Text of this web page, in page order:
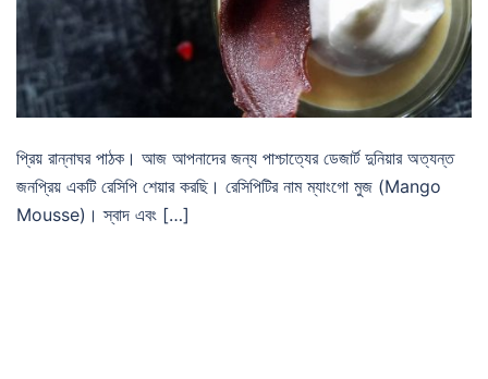
প্রিয় রান্নাঘর পাঠক। আজ আপনাদের জন্য পাশ্চাত্যের ডেজার্ট দুনিয়ার অত্যন্ত
জনপ্রিয় একটি রেসিপি শেয়ার করছি। রেসিপিটির নাম ম্যাংগো মুজ (Mango
Mousse)। স্বাদ এবং […]